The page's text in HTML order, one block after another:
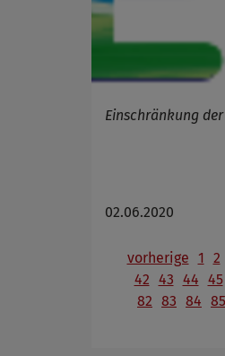
Einschränkung
02.06.2020
vorherige 1 2
42 43 44 45
82 83 84 85